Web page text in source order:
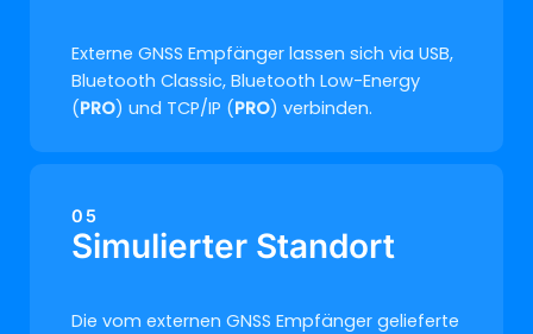
Externe GNSS Empfänger lassen sich via USB,
Bluetooth Classic, Bluetooth Low-Energy
(PRO) und TCP/IP (PRO) verbinden.
05
Simulierter Standort
Die vom externen GNSS Empfänger gelieferte